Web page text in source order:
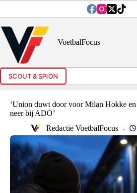
inhoud
VoetbalFocus
SCOUT & SPION
‘Union duwt door voor Milan Hokke
neer bij ADO’
Redactie VoetbalFocus